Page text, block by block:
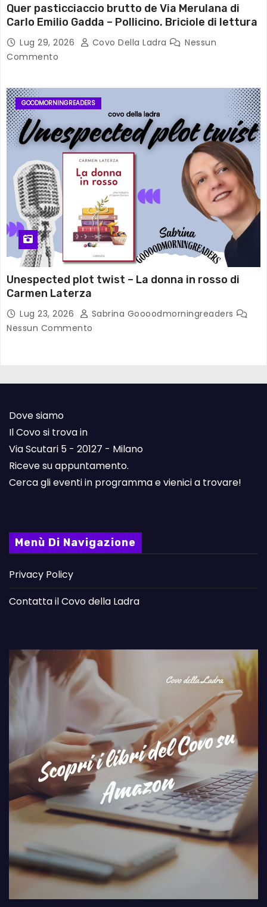
Quer pasticciaccio brutto de Via Merulana di
Carlo Emilio Gadda – Pollicino. Briciole di lettura
Lug 29, 2026 Covo Della Ladra
Nessun
Commento
GOODMORNINGREADERS
Unespected plot twist – La donna in rosso di
Carmen Laterza
Lug 23, 2026
Sabrina Goooodmorningreaders
Nessun Commento
Dove siamo
Il Covo si trova in
Via Scutari 5 - 20127 - Milano
Riceve su appuntamento.
Cerca gli eventi in programma e vienici a trovare!
Menù Di Navigazione
Privacy Policy
Contatta il Covo della Ladra